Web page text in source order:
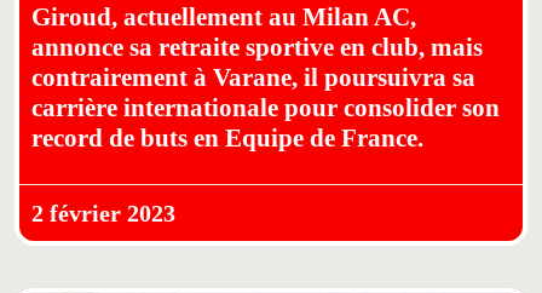
Giroud, actuellement au Milan AC,
annonce sa retraite sportive en club, mais
contrairement à Varane, il poursuivra sa
carrière internationale pour consolider son
record de buts en Equipe de France.
2 février 2023